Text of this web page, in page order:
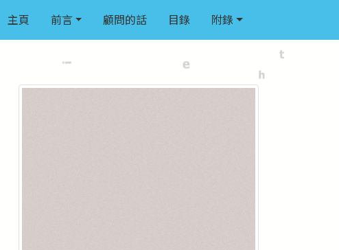
主頁 前言 顧問的話 目錄 附錄